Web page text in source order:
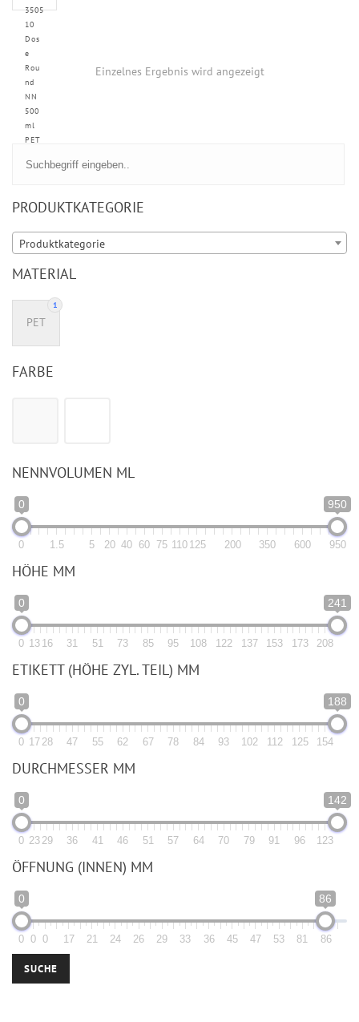
3505
10
Dos
e
Rou
nd
NN
500
ml
PET
Einzelnes Ergebnis wird angezeigt
PRODUKTKATEGORIE
Produktkategorie
MATERIAL
1
PET
FARBE
NENNVOLUMEN ML
0 950
0 1.5 5 20 40 60 75 110 125 200 350 600 950
HÖHE MM
0 241
0 13 16 31 51 73 85 95 108 122 137 153 173 208
ETIKETT (HÖHE ZYL. TEIL) MM
0 188
0 17 28 47 55 62 67 78 84 93 102 112 125 154
DURCHMESSER MM
0 142
0 23 29 36 41 46 51 57 64 70 79 91 96 123
ÖFFNUNG (INNEN) MM
0 86
0 0 0 17 21 24 26 29 33 36 45 47 53 81 86
SUCHE